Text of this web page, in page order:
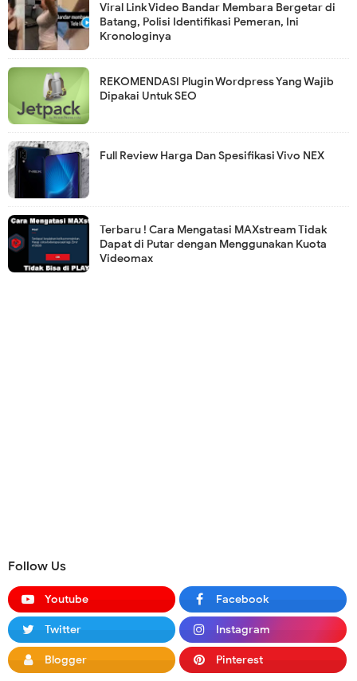
Viral Link Video Bandar Membara Bergetar di
Batang, Polisi Identifikasi Pemeran, Ini
Kronologinya
REKOMENDASI Plugin Wordpress Yang Wajib
Dipakai Untuk SEO
Full Review Harga Dan Spesifikasi Vivo NEX
Terbaru ! Cara Mengatasi MAXstream Tidak
Dapat di Putar dengan Menggunakan Kuota
Videomax
Follow Us
Youtube Facebook
Twitter Instagram
Blogger Pinterest